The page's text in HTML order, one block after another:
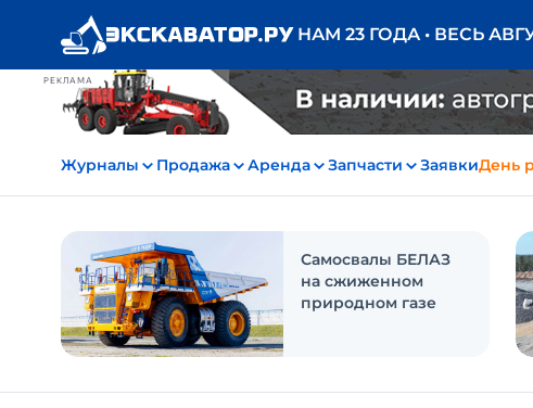
РЕКЛАМА
НАМ 23 ГОДА • ВЕСЬ
Журналы Продажа Аренда Запчасти ЗаявкиДень
Самосвалы БЕЛАЗ
на сжиженном
природном газе